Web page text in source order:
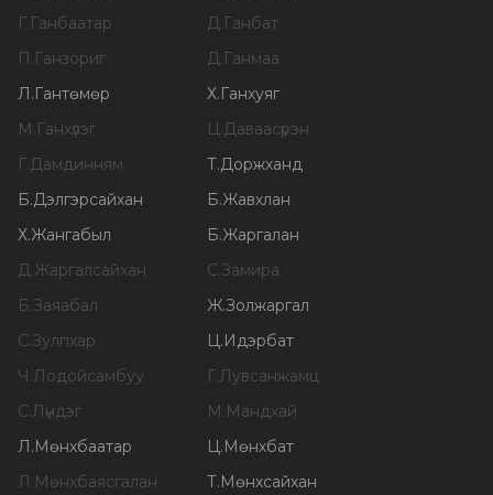
Г. Ганбаатар Д. Ганбат
П . Ганзориг Д. Ганмаа
Л . Гантөмөр Х. Ганхуяг
М . Ганхүлэг Ц.Даваасүрэн
Г.Дамдинням Т.Доржханд
Б.Дэлгэрсайхан Б.Жавхлан
Х.Жангабыл Б.Жаргалан
Д.Жаргалсайхан С.Замира
Б.Заяабал Ж.Золжаргал
С.Зулпхар Ц. Идэрбат
Ч .Лодойсамбуу Г.Лувсанжамц
С.Лүндэг М . Мандхай
Л . Мөнхбаатар Ц. Мөнхбат
Л . Мөнхбаясгалан Т. Мөнхсайхан